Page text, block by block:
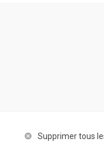
Supprimer tous